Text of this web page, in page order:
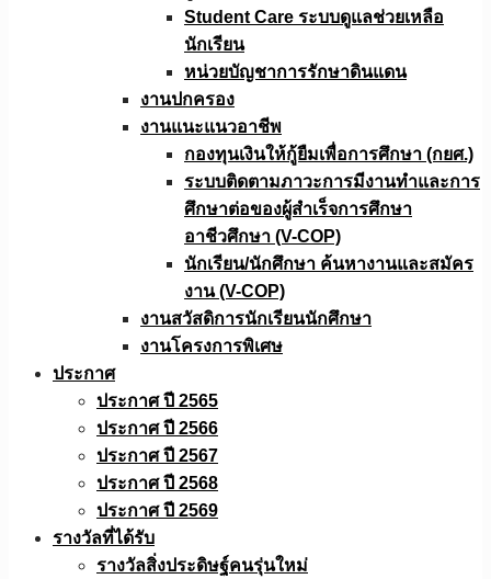
Student Care ระบบดูแลช่วยเหลือ
นักเรียน
หน่วยบัญชาการรักษาดินแดน
งานปกครอง
งานแนะแนวอาชีพ
กองทุนเงินให้กู้ยืมเพื่อการศึกษา (กยศ.)
ระบบติดตามภาวะการมีงานทำและการ
ศึกษาต่อของผู้สำเร็จการศึกษา
อาชีวศึกษา (V-COP)
นักเรียน/นักศึกษา ค้นหางานและสมัคร
งาน (V-COP)
งานสวัสดิการนักเรียนนักศึกษา
งานโครงการพิเศษ
ประกาศ
ประกาศ ปี 2565
ประกาศ ปี 2566
ประกาศ ปี 2567
ประกาศ ปี 2568
ประกาศ ปี 2569
รางวัลที่ได้รับ
รางวัลสิ่งประดิษฐ์คนรุ่นใหม่